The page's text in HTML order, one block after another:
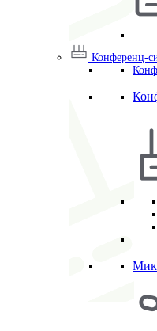
Конференц-